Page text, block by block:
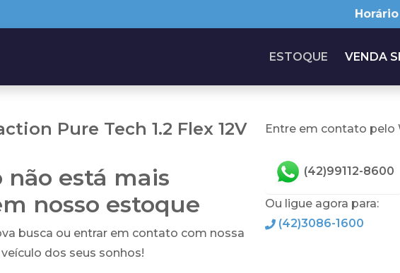
ESTOQUE VENDA
Pure Tech 1.2 Flex 12V
não está mais
nosso estoque
busca ou entrar em contato com nossa
dos seus sonhos!
Entre em contato pelo
(42)99112-8600
Ou ligue agora para:
(42)3086-1600